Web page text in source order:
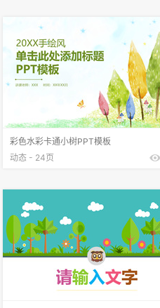
彩色水彩卡通小树PPT模板
动态 - 24页